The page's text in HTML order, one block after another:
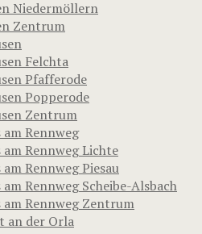
Niedermöllern
Zentrum
Felchta
Pfafferode
Popperode
Zentrum
Rennweg
Rennweg Lichte
Rennweg Piesau
Rennweg Scheibe-Alsbach
Rennweg Zentrum
an der Orla